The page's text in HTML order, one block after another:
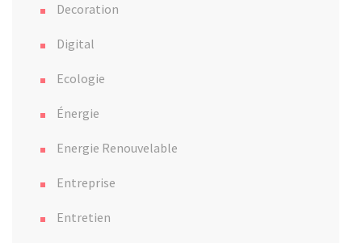
Decoration
Digital
Ecologie
Énergie
Energie Renouvelable
Entreprise
Entretien